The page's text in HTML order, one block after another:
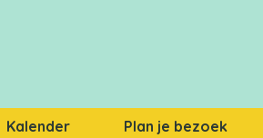
Kalender Plan je bezoek